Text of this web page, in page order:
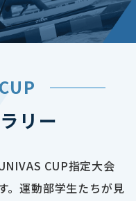
リー
CUP指定大会
。運動部学生たちが見